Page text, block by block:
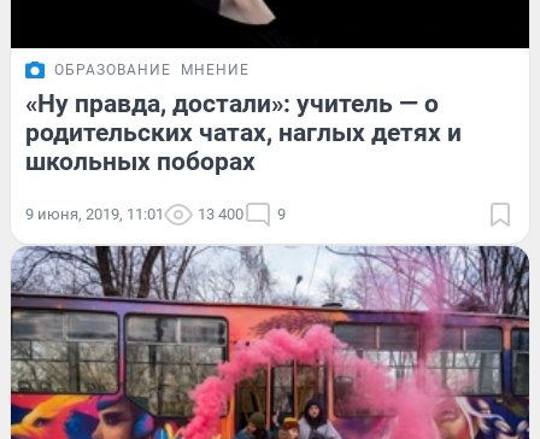
ОБРАЗОВАНИЕ МНЕНИЕ
«Ну правда, достали»: учитель — о
родительских чатах, наглых детях и
школьных поборах
9 июня, 2019, 11:01 13 400 9